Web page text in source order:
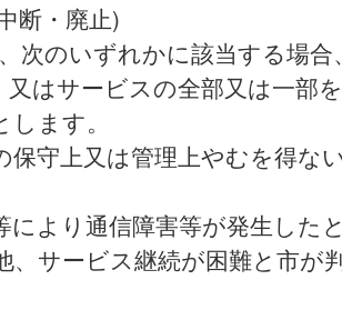
断・廃止)
次のいずれかに該当する場合
又はサービスの全部又は一部
ます。
守上又は管理上やむを得な
より通信障害等が発生した
サービス継続が困難と市が